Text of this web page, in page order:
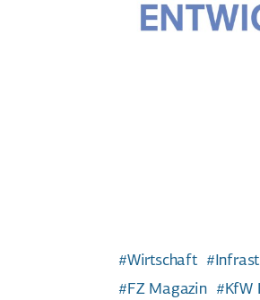
Wirtschaft
FZ Magazin
KfW